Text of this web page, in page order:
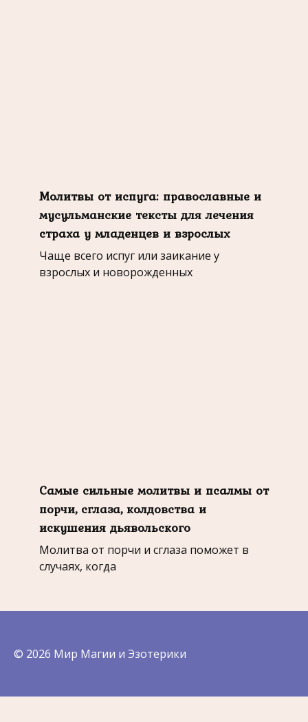
Молитвы от испуга: православные и
мусульманские тексты для лечения
страха у младенцев и взрослых
Чаще всего испуг или заикание у
взрослых и новорожденных
Самые сильные молитвы и псалмы от
порчи, сглаза, колдовства и
искушения дьявольского
Молитва от порчи и сглаза поможет в
случаях, когда
© 2026 Мир Магии и Эзотерики